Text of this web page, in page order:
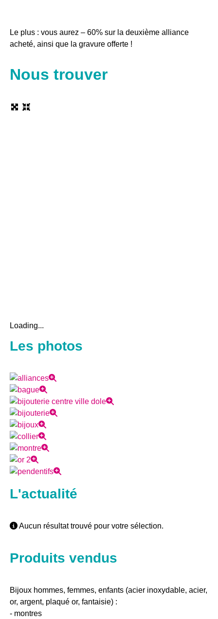
Le plus : vous aurez – 60% sur la deuxième alliance
acheté, ainsi que la gravure offerte !
Nous trouver
Loading...
Les photos
L'actualité
Aucun résultat trouvé pour votre sélection.
Produits vendus
Bijoux hommes, femmes, enfants (acier inoxydable, acier,
or, argent, plaqué or, fantaisie) :
- montres